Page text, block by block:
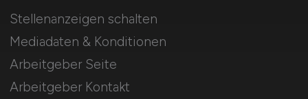
Stellenanzeigen schalten
Mediadaten & Konditionen
Arbeitgeber Seite
Arbeitgeber Kontakt